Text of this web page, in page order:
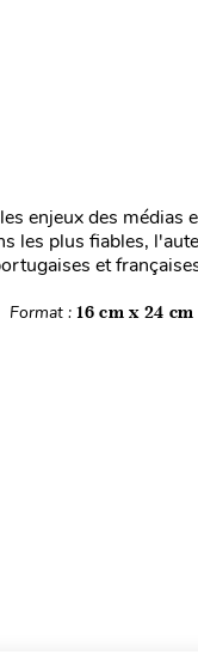
enjeux des médias
les plus fiables,
et
Format :16 cm x 24 cm